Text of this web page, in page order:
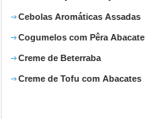
Cebolas Aromáticas Assadas
Cogumelos com Pêra Abacate
Creme de Beterraba
Creme de Tofu com Abacates